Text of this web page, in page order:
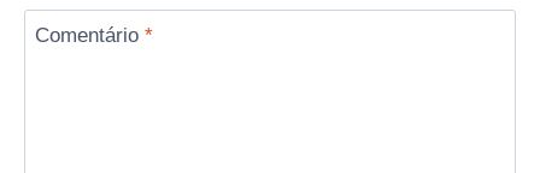
Comentário *